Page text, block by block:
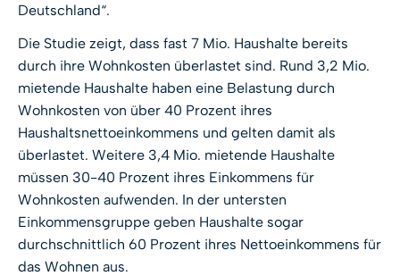
Deutschland“.
Die Studie zeigt, dass fast 7 Mio. Haushalte bereits
durch ihre Wohnkosten überlastet sind. Rund 3,2 Mio.
mietende Haushalte haben eine Belastung durch
Wohnkosten von über 40 Prozent ihres
Haushaltsnettoeinkommens und gelten damit als
überlastet. Weitere 3,4 Mio. mietende Haushalte
müssen 30-40 Prozent ihres Einkommens für
Wohnkosten aufwenden. In der untersten
Einkommensgruppe geben Haushalte sogar
durchschnittlich 60 Prozent ihres Nettoeinkommens für
das Wohnen aus.